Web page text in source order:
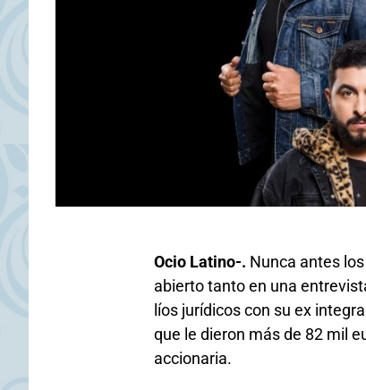
Ocio Latino-. Nunca antes
abierto tanto en una
líos jurídicos con su ex
que le dieron más de 82 mil
accionaria.